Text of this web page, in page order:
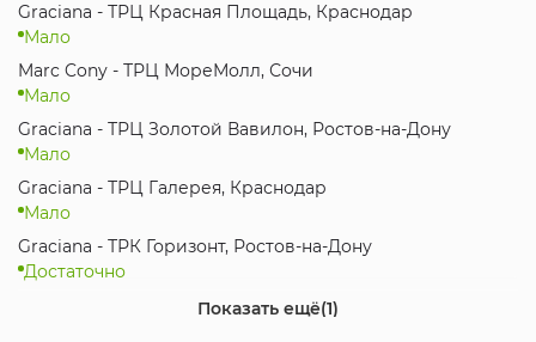
Graciana - ТРЦ Красная Площадь, Краснодар
Мало
Marc Cony - ТРЦ МореМолл, Сочи
Мало
Graciana - ТРЦ Золотой Вавилон, Ростов-на-Дону
Мало
Graciana - ТРЦ Галерея, Краснодар
Мало
Graciana - ТРК Горизонт, Ростов-на-Дону
Достаточно
Показать ещё(1)